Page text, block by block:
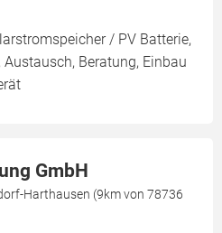
/ PV Batterie,
Beratung, Einbau
GmbH
Harthausen (9km von 78736